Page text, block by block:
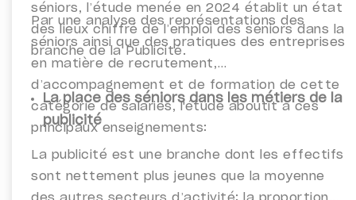
séniors, l’étude menée en 2024 établit un état
des lieux chiffré de l’emploi des séniors dans la
branche de la Publicité.
Par une analyse des représentations des
séniors ainsi que des pratiques des entreprises
en matière de recrutement,
d’accompagnement et de formation de cette
catégorie de salariés, l'étude aboutit à ces
principaux enseignements:
La place des séniors dans les métiers de la
publicité
La publicité est une branche dont les effectifs
sont nettement plus jeunes que la moyenne